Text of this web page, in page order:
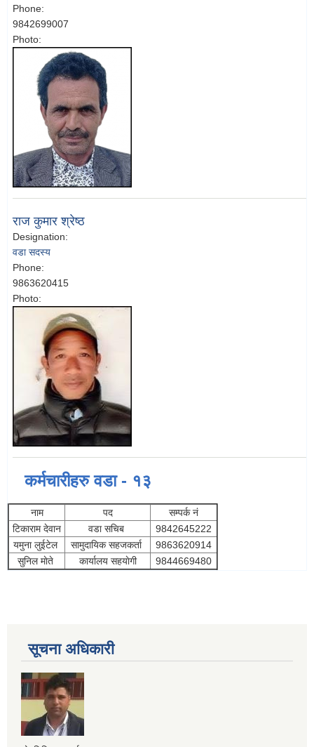
Phone:
9842699007
Photo:
राज कुमार श्रेष्ठ
Designation:
वडा सदस्य
Phone:
9863620415
Photo:
कर्मचारीहरु वडा - १३
नाम पद
सम्पर्क नं
टिकाराम देवान
वडा सचिब
9842645222
यमुना लुईटेल
सामुदायिक सहजकर्ता
9863620914
सुनिल माेते
कार्यालय सहयाेगी 9844669480
सूचना अधिकारी